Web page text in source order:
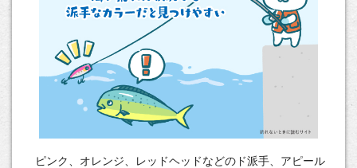
ピンク、オレンジ、レッドヘッドなどのド派手、アピール